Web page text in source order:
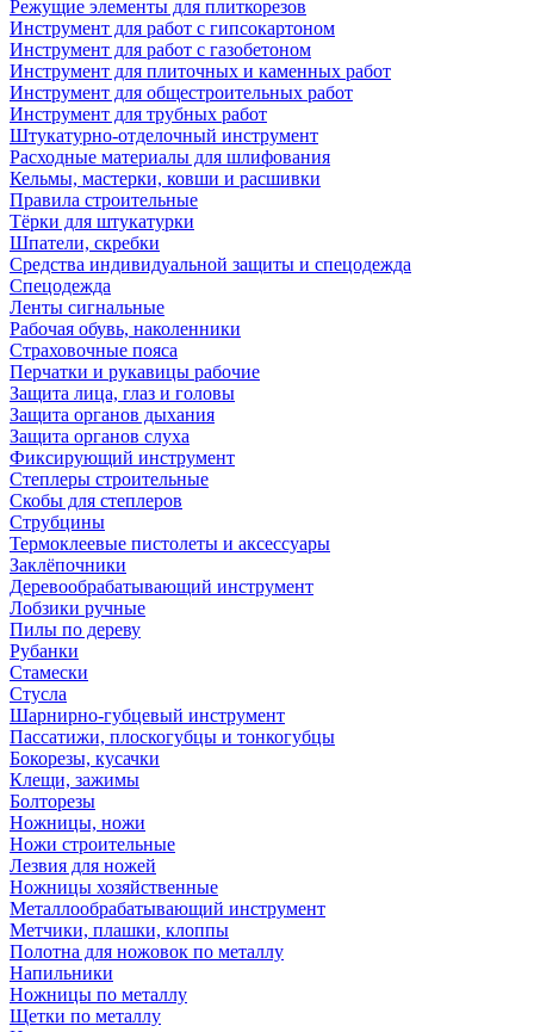
Режущие элементы для плиткорезов
Инструмент для работ с гипсокартоном
Инструмент для работ с газобетоном
Инструмент для плиточных и каменных работ
Инструмент для общестроительных работ
Инструмент для трубных работ
Штукатурно-отделочный инструмент
Расходные материалы для шлифования
Кельмы, мастерки, ковши и расшивки
Правила строительные
Тёрки для штукатурки
Шпатели, скребки
Средства индивидуальной защиты и спецодежда
Спецодежда
Ленты сигнальные
Рабочая обувь, наколенники
Страховочные пояса
Перчатки и рукавицы рабочие
Защита лица, глаз и головы
Защита органов дыхания
Защита органов слуха
Фиксирующий инструмент
Степлеры строительные
Скобы для степлеров
Струбцины
Термоклеевые пистолеты и аксессуары
Заклёпочники
Деревообрабатывающий инструмент
Лобзики ручные
Пилы по дереву
Рубанки
Стамески
Стусла
Шарнирно-губцевый инструмент
Пассатижи, плоскогубцы и тонкогубцы
Бокорезы, кусачки
Клещи, зажимы
Болторезы
Ножницы, ножи
Ножи строительные
Лезвия для ножей
Ножницы хозяйственные
Металлообрабатывающий инструмент
Метчики, плашки, клоппы
Полотна для ножовок по металлу
Напильники
Ножницы по металлу
Щетки по металлу